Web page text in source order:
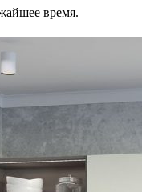
время.